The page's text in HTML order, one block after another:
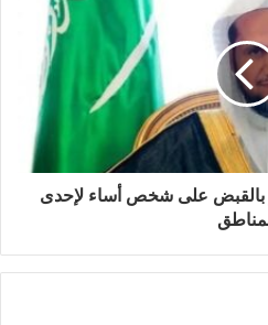
بالقبض على شخص أساء لإحدى